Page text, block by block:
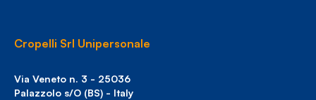
Cropelli Srl Unipersonale
Via Veneto n. 3 - 25036
Palazzolo s/O (BS) - Italy